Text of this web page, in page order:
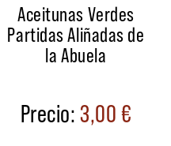
Aceitunas Verdes
Partidas Aliñadas de
la Abuela
3,00€